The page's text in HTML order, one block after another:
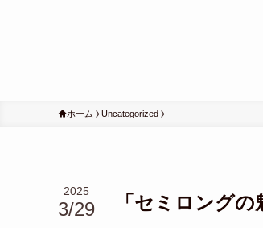
ホーム Uncategorized
「セミロング
2025
3/29